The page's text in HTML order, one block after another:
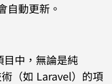
自動更新。
中，無論是純
（如 Laravel）的項